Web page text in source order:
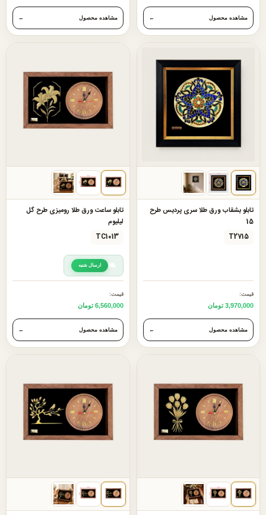
مشاهده محصول ← مشاهده محصول ←
تابلو بشقاب ورق طلا سری پردیس طرح
15
T2715
قیمت:
3,970,000 تومان
مشاهده محصول ←
تابلو ساعت ورق طلا رومیزی طرح گل
لیلیوم
TC1013
ارسال شنبه
قیمت:
6,560,000 تومان
مشاهده محصول ←